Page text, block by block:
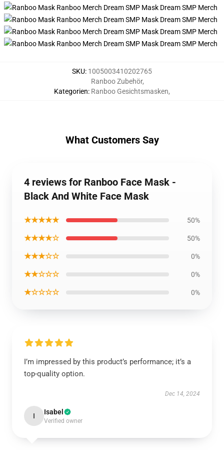
SKU: 1005003410202765
Kategorien:
Ranboo Zubehör,
Ranboo Gesichtsmasken,
What Customers Say
4 reviews for Ranboo Face Mask -
Black And White Face Mask
★★★★★ 50%
★★★★☆ 50%
★★★☆☆ 0%
★★☆☆☆ 0%
★☆☆☆☆ 0%
I’m impressed by this product’s performance; it’s a
top-quality option.
Dec 14, 2024
I Isabel
Verified owner